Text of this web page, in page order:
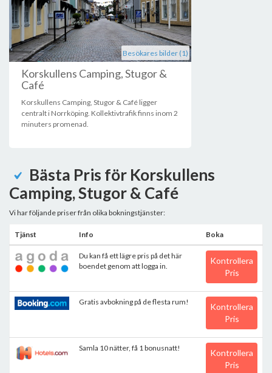
Besökares bilder (1)
Korskullens Camping, Stugor &
Café
Korskullens Camping, Stugor & Café ligger
centralt i Norrköping. Kollektivtrafik finns inom 2
minuters promenad.
Bästa Pris för Korskullens
Camping, Stugor & Café
Vi har följande priser från olika bokningstjänster:
Tjänst Info Boka
Du kan få ett lägre pris på det här
boendet genom att logga in.
Kontrollera
Pris
Gratis avbokning på de flesta rum!
Kontrollera
Pris
Samla 10 nätter, få 1 bonusnatt!
Kontrollera
Pris